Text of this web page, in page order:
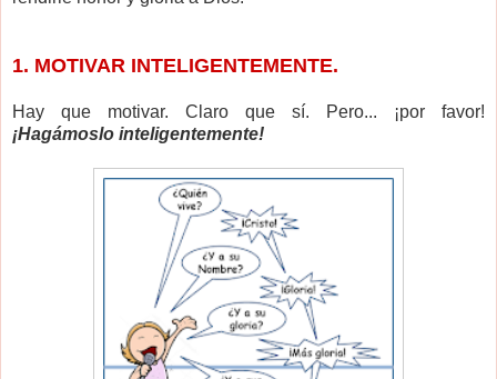
1. MOTIVAR INTELIGENTEMENTE.
Hay que motivar. Claro que sí. Pero... ¡por favor!
¡Hagámoslo inteligentemente!